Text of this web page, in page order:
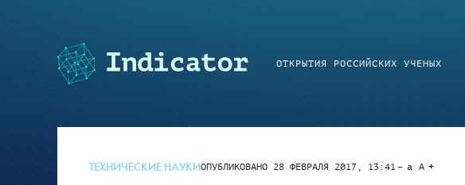
ОТКРЫТИЯ РОССИЙСКИХ УЧЕНЫХ
ТЕХНИЧЕСКИЕ НАУКИОПУБЛИКОВАНО 28 ФЕВРАЛЯ 2017, 13:41 a A